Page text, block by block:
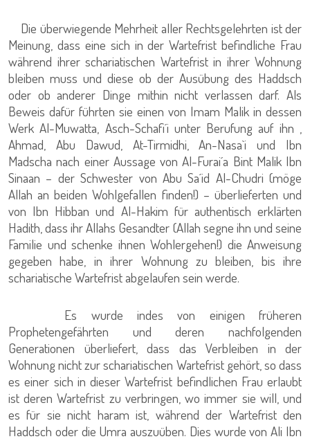
Die überwiegende Mehrheit aller Rechtsgelehrten ist der
Meinung, dass eine sich in der Wartefrist befindliche Frau
während ihrer schariatischen Wartefrist in ihrer Wohnung
bleiben muss und diese ob der Ausübung des Haddsch
oder ob anderer Dinge mithin nicht verlassen darf. Als
Beweis dafür führten sie einen von Imam Malik in dessen
Werk Al-Muwatta, Asch-Schafi´i unter Berufung auf ihn ,
Ahmad, Abu Dawud, At-Tirmidhi, An-Nasa`i und Ibn
Madscha nach einer Aussage von Al-Furai´a Bint Malik Ibn
Sinaan – der Schwester von Abu Sa´id Al-Chudri (möge
Allah an beiden Wohlgefallen finden!) – überlieferten und
von Ibn Hibban und Al-Hakim für authentisch erklärten
Hadith, dass ihr Allahs Gesandter (Allah segne ihn und seine
Familie und schenke ihnen Wohlergehen!) die Anweisung
gegeben habe, in ihrer Wohnung zu bleiben, bis ihre
schariatische Wartefrist abgelaufen sein werde.
Es wurde indes von einigen früheren
Prophetengefährten und deren nachfolgenden
Generationen überliefert, dass das Verbleiben in der
Wohnung nicht zur schariatischen Wartefrist gehört, so dass
es einer sich in dieser Wartefrist befindlichen Frau erlaubt
ist deren Wartefrist zu verbringen, wo immer sie will, und
es für sie nicht haram ist, während der Wartefrist den
Haddsch oder die Umra auszuüben. Dies wurde von Ali Ibn